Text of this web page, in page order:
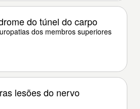
do túnel do carpo
dos membros superiores
lesões do nervo